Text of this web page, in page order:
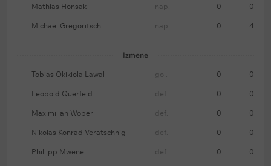
Mathias Honsak nap. 0 0
Michael Gregoritsch nap. 0 4
Izmene
Tobias Okikiola Lawal gol. 0 0
Leopold Querfeld def. 0 0
Maximilian Wöber def. 0 0
Nikolas Konrad Veratschnig def. 0 0
Phillipp Mwene def. 0 0